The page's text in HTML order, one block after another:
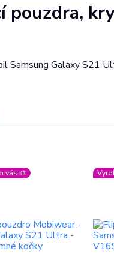
pouzdra,
Samsung Galaxy S21
vás 🎨